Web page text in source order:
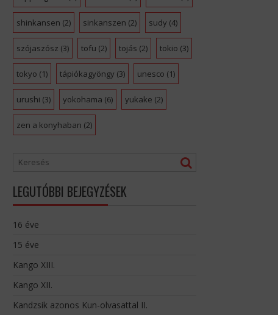
shinkansen (2) sinkanszen (2) sudy (4)
szójaszósz (3) tofu (2) tojás (2) tokio (3)
tokyo (1) tápiókagyöngy (3) unesco (1)
urushi (3) yokohama (6) yukake (2)
zen a konyhaban (2)
LEGUTÓBBI BEJEGYZÉSEK
16 éve
15 éve
Kango XIII.
Kango XII.
Kandzsik azonos Kun-olvasattal II.